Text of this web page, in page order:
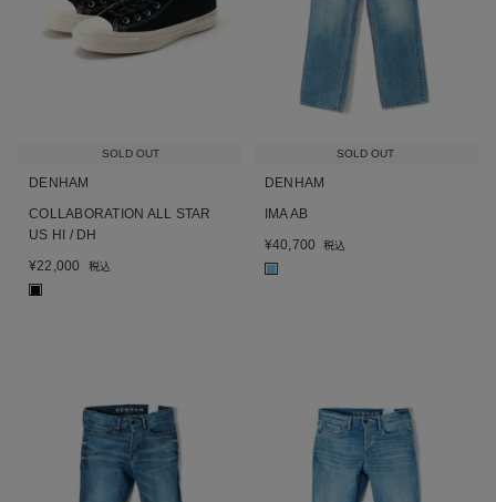
SOLD OUT
DENHAM
COLLABORATION ALL STAR
US HI / DH
¥22,000 税込
■
SOLD OUT
DENHAM
IMA AB
¥40,700 税込
■